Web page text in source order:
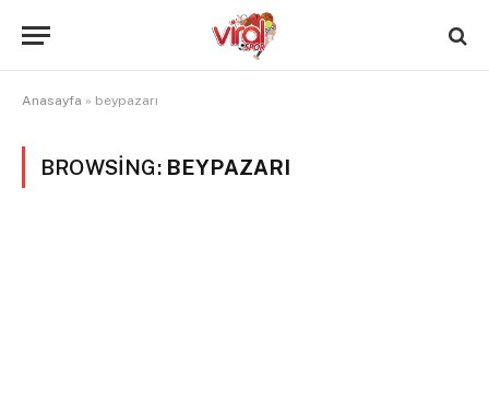
Anasayfa » beypazarı
BROWSING: BEYPAZARI